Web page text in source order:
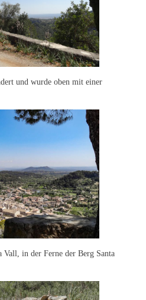
und wurde oben mit einer
in der Ferne der Berg Santa